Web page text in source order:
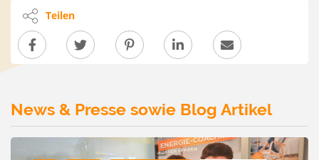
Teilen
News & Presse sowie Blog Artikel